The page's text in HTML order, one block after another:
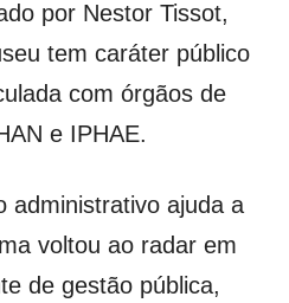
por Nestor Tissot,
tem caráter público
com órgãos de
e IPHAE.
administrativo ajuda a
voltou ao radar em
de gestão pública,